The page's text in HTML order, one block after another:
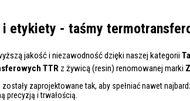
i etykiety - taśmy
jakość i niezawodność dzięki naszej kategorii
TTR z żywicą (resin) renomowanej marki
zostały zaprojektowane tak, aby spełniać nawet
precyzją i trwałością.